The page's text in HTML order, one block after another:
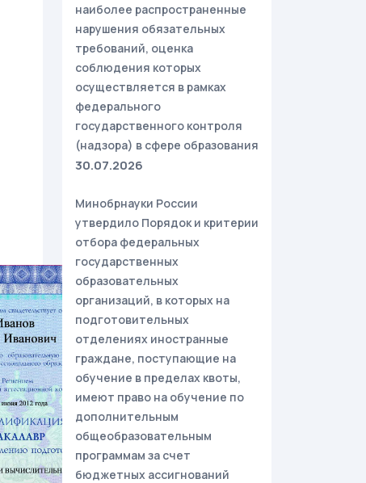
наиболее распространенные
нарушения обязательных
требований, оценка
соблюдения которых
осуществляется в рамках
федерального
государственного контроля
(надзора) в сфере образования
30.07.2026
Минобрнауки России
утвердило Порядок и критерии
отбора федеральных
государственных
образовательных
организаций, в которых на
подготовительных
отделениях иностранные
граждане, поступающие на
обучение в пределах квоты,
имеют право на обучение по
дополнительным
общеобразовательным
программам за счет
бюджетных ассигнований